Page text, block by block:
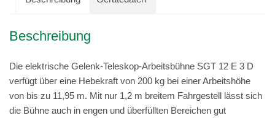
Beschreibung
Die elektrische Gelenk-Teleskop-Arbeitsbühne SGT 12 E 3 D
verfügt über eine Hebekraft von 200 kg bei einer Arbeitshöhe
von bis zu 11,95 m. Mit nur 1,2 m breitem Fahrgestell lässt sich
die Bühne auch in engen und überfüllten Bereichen gut